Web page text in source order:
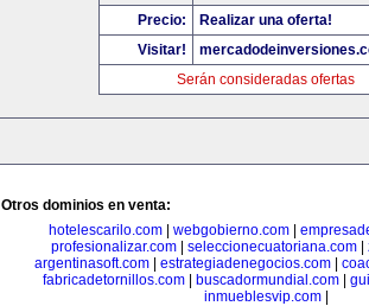
Precio:
Realizar una oferta!
Visitar!
Serán consideradas ofertas
Otros dominios en venta:
hotelescarilo.com
webgobierno.com
profesionalizar.com| seleccionecuatoriana.com|
argentinasoft.com| estrategiadenegocios.com|
fabricadetornillos.com
buscadormundial.com
inmueblesvip.com|